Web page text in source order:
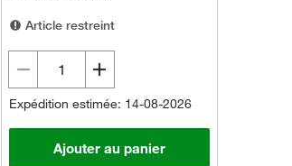
Article restreint
Expédition estimée: 14-08-2026
Ajouter au panier